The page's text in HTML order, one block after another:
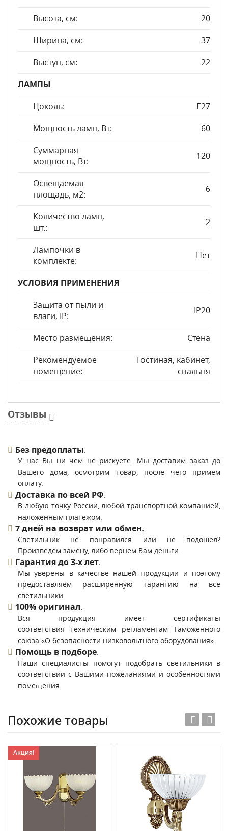
Высота, см:
20
Ширина, см:
37
Выступ, см:
22
ЛАМПЫ
Цоколь:
E27
Мощность ламп, Вт:
60
Суммарная
мощность, Вт:
120
Освещаемая
площадь, м2:
6
Количество ламп,
шт.:
2
Лампочки в
комплекте:
Нет
УСЛОВИЯ ПРИМЕНЕНИЯ
Защита от пыли и
влаги, IP:
IP20
Место размещения:
Стена
Рекомендуемое
помещение:
Гостиная, кабинет,
спальня
Отзывы
Без предоплаты.
У нас Вы ни чем не рискуете. Мы доставим заказ до
Вашего дома, осмотрим товар, после чего примем
оплату.
Доставка по всей РФ.
В любую точку России, любой транспортной компанией,
наложенным платежом.
7 дней на возврат или обмен.
Светильник не понравился или не подошел?
Произведем замену, либо вернем Вам деньги.
Гарантия до 3-х лет.
Мы уверены в качестве нашей продукции и поэтому
предоставляем расширенную гарантию на все
светильники.
100% оригинал.
Вся продукция имеет сертификаты
соответствия техническим регламентам Таможенного
союза «О безопасности низковольтного оборудования».
Помощь в подборе.
Наши специалисты помогут подобрать светильники в
соответствии с Вашими пожеланиями и особенностями
помещения.
Похожие товары
Акция!